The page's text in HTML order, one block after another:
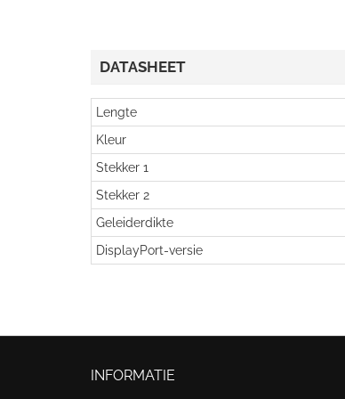
DATASHEET
Lengte
Kleur
Stekker 1
Stekker 2
Geleiderdikte
DisplayPort-versie
INFORMATIE